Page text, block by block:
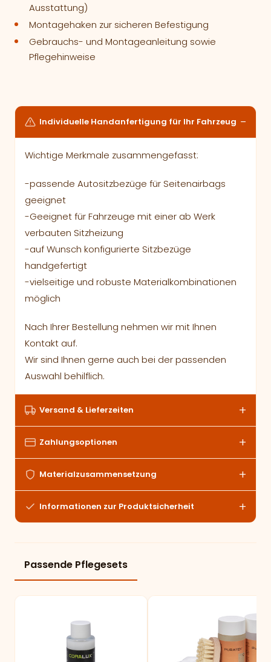
Ausstattung)
Montagehaken zur sicheren Befestigung
Gebrauchs- und Montageanleitung sowie
Pflegehinweise
Individuelle Handanfertigung für Ihr Fahrzeug
Wichtige Merkmale zusammengefasst:
-passende Autositzbezüge für Seitenairbags
geeignet
-Geeignet für Fahrzeuge mit einer ab Werk
verbauten Sitzheizung
-auf Wunsch konfigurierte Sitzbezüge
handgefertigt
-vielseitige und robuste Materialkombinationen
möglich
Nach Ihrer Bestellung nehmen wir mit Ihnen
Kontakt auf.
Wir sind Ihnen gerne auch bei der passenden
Auswahl behilflich.
Versand & Lieferzeiten
Zahlungsoptionen
Materialzusammensetzung
Informationen zur Produktsicherheit
Passende Pflegesets